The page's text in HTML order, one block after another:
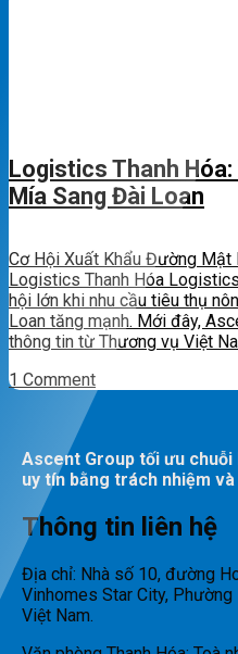
Logistics Thanh
Mía Sang Đài Loan
Cơ Hội Xuất Khẩu Đường Mật
Logistics Thanh Hóa
hội lớn khi nhu cầu tiêu thụ
Loan tăng mạnh. Mới đây,
thông tin từ Thương vụ Việt
1 Comment
Ascent Group tối ưu
uy tín bằng trách nhiệm
Thông tin liên hệ
Địa chỉ: Nhà số 10, đường
Vinhomes Star City, Phường
Việt Nam.